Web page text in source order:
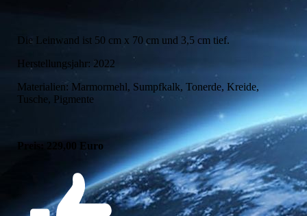
Die Leinwand ist 50 cm x 70 cm und 3,5 cm tief.
Herstellungsjahr: 2022
Materialien: Marmormehl, Sumpfkalk, Tonerde, Kreide,
Tusche, Pigmente
Preis: 229,00 Euro